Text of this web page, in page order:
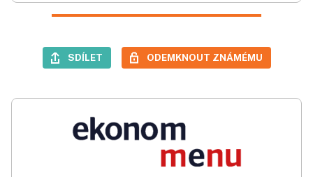
SDÍLET ODEMKNOUT ZNÁMÉMU